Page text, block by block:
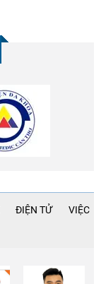
ĐIỆN TỬ VIỆC